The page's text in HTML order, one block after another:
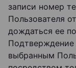
записи номер
Пользователя
дождаться ее
Подтверждение
выбранным